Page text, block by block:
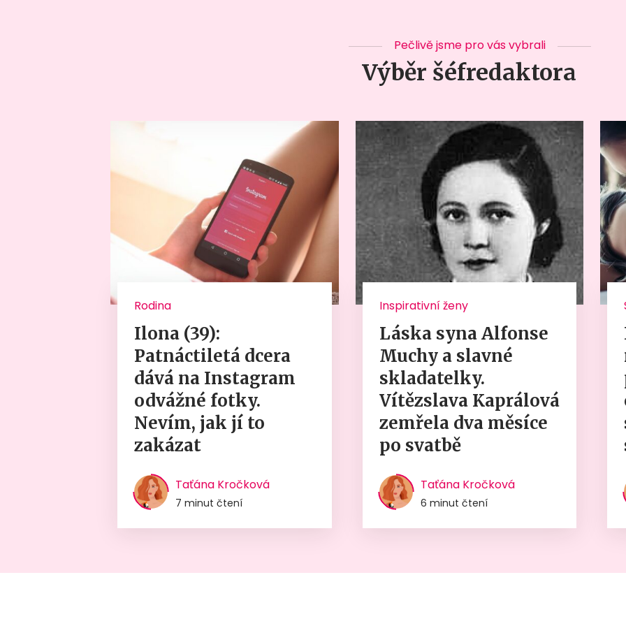
Pečlivě jsme pro vás vybrali
Výběr šéfredaktora
Rodina
Ilona (39):
Patnáctiletá dcera
dává na Instagram
odvážné fotky.
Nevím, jak jí to
zakázat
Taťána Kročková
7 minut čtení
Inspirativní ženy
Láska syna Alfonse
Muchy a slavné
skladatelky.
Vítězslava Kaprálová
zemřela dva měsíce
po svatbě
Taťána Kročková
6 minut čtení